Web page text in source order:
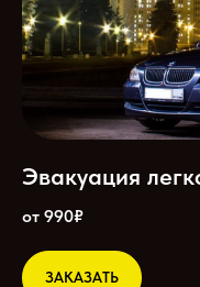
Эвакуация
от 990₽
ЗАКАЗАТЬ